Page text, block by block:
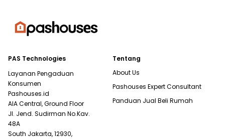
PAS Technologies
Layanan Pengaduan
Konsumen
Pashouses.id
AIA Central, Ground Floor
Jl. Jend. Sudirman No.Kav.
48A
South Jakarta, 12930,
Tentang
About Us
Pashouses Expert Consultant
Panduan Jual Beli Rumah